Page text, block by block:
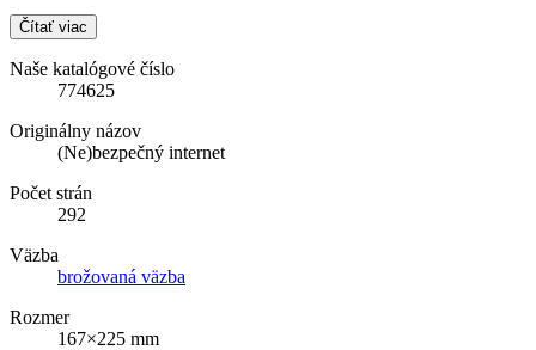
Čítať viac
Naše katalógové číslo
774625
Originálny názov
(Ne)bezpečný internet
Počet strán
292
Väzba
brožovaná väzba
Rozmer
167×225 mm